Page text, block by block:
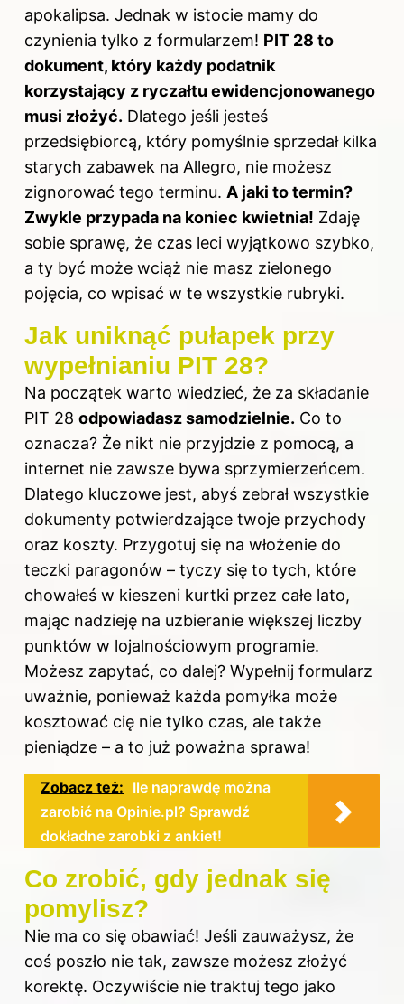
apokalipsa. Jednak w istocie mamy do
czynienia tylko z formularzem! PIT 28 to
dokument, który każdy podatnik
korzystający z ryczałtu ewidencjonowanego
musi złożyć. Dlatego jeśli jesteś
przedsiębiorcą, który pomyślnie sprzedał kilka
starych zabawek na Allegro, nie możesz
zignorować tego terminu. A jaki to termin?
Zwykle przypada na koniec kwietnia! Zdaję
sobie sprawę, że czas leci wyjątkowo szybko,
a ty być może wciąż nie masz zielonego
pojęcia, co wpisać w te wszystkie rubryki.
Jak uniknąć pułapek przy
wypełnianiu PIT 28?
Na początek warto wiedzieć, że za składanie
PIT 28 odpowiadasz samodzielnie. Co to
oznacza? Że nikt nie przyjdzie z pomocą, a
internet nie zawsze bywa sprzymierzeńcem.
Dlatego kluczowe jest, abyś zebrał wszystkie
dokumenty potwierdzające twoje przychody
oraz koszty. Przygotuj się na włożenie do
teczki paragonów – tyczy się to tych, które
chowałeś w kieszeni kurtki przez całe lato,
mając nadzieję na uzbieranie większej liczby
punktów w lojalnościowym programie.
Możesz zapytać, co dalej? Wypełnij formularz
uważnie, ponieważ każda pomyłka może
kosztować cię nie tylko czas, ale także
pieniądze – a to już poważna sprawa!
Zobacz też: Ile naprawdę można
zarobić na Opinie.pl? Sprawdź
dokładne zarobki z ankiet!
Co zrobić, gdy jednak się
pomylisz?
Nie ma co się obawiać! Jeśli zauważysz, że
coś poszło nie tak, zawsze możesz złożyć
korektę. Oczywiście nie traktuj tego jako